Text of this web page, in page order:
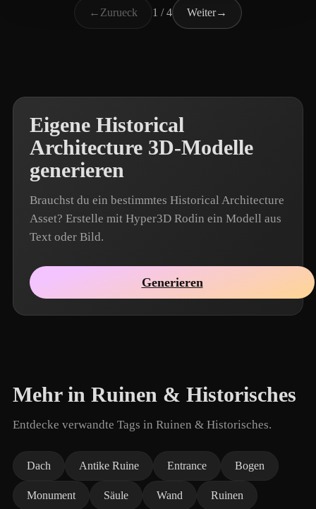
← Zurueck 1 / 4 Weiter→
Eigene Historical
Architecture 3D-Modelle
generieren
Brauchst du ein bestimmtes Historical Architecture
Asset? Erstelle mit Hyper3D Rodin ein Modell aus
Text oder Bild.
Generieren
Mehr in Ruinen & Historisches
Entdecke verwandte Tags in Ruinen & Historisches.
Dach Antike Ruine Entrance Bogen
Monument Säule Wand Ruinen